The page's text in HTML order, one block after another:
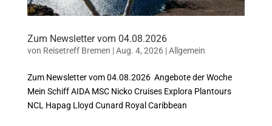
Zum Newsletter vom 04.08.2026
von Reisetreff Bremen |Aug. 4, 2026|Allgemein
Zum Newsletter vom 04.08.2026 Angebote der Woche
Mein Schiff AIDA MSC Nicko Cruises Explora Plantours
NCL Hapag Lloyd Cunard Royal Caribbean